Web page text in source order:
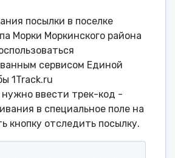
посылки в поселке
Морки Моркинского района
сервисом Единой
1Track.ru
нужно ввести трек-код -
в специальное поле на
кнопку отследить посылку.